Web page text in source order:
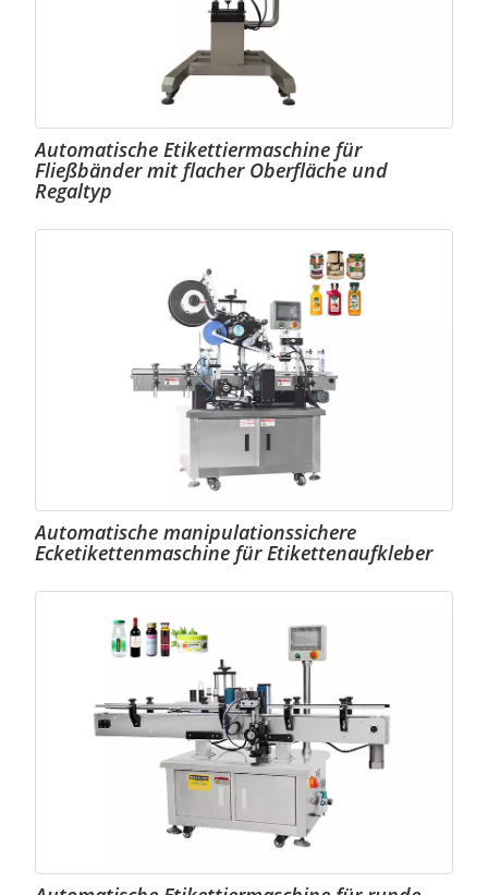
Automatische Etikettiermaschine für
Fließbänder mit flacher Oberfläche und
Regaltyp
Automatische manipulationssichere
Ecketikettenmaschine für Etikettenaufkleber